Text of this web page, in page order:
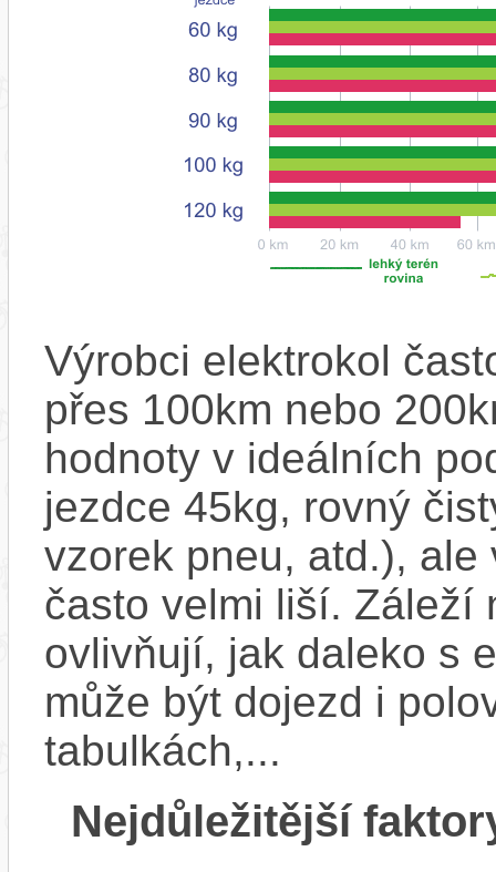
Výrobci elektrokol
přes 100km nebo
hodnoty v ideálních
jezdce 45kg, rovný
vzorek pneu, atd.),
často velmi liší. Záleží
ovlivňují, jak daleko s
může být dojezd i
tabulkách,...
Nejdůležitější